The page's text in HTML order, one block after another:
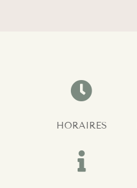

HORAIRES
